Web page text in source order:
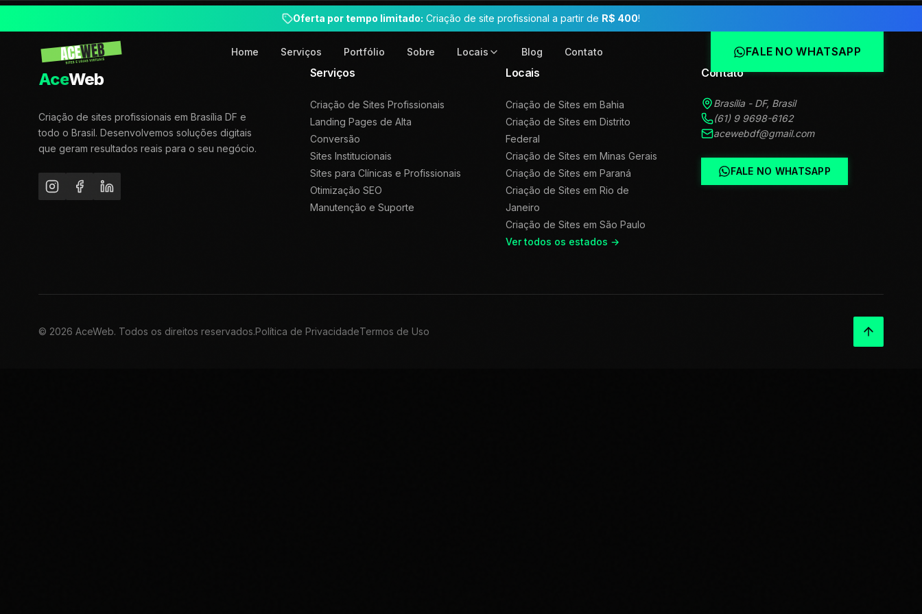
Oferta por tempo limitado: Criação de site profissional a partir de R$ 400!
Home Serviços Portfólio Sobre Locais Blog Contato FALE NO WHATSAPP
AceWeb
Criação de sites profissionais em Brasília DF e
todo o Brasil. Desenvolvemos soluções digitais
que geram resultados reais para o seu negócio.
Serviços
Criação de Sites Profissionais
Landing Pages de Alta
Conversão
Sites Institucionais
Sites para Clínicas e Profissionais
Otimização SEO
Manutenção e Suporte
Locais
Criação de Sites emBahia
Criação de Sites emDistrito
Federal
Criação de Sites emMinas Gerais
Criação de Sites emParaná
Criação de Sites emRio de
Janeiro
Criação de Sites emSão Paulo
Ver todos os estados →
Contato
Brasília - DF, Brasil
(61) 9 9698-6162
acewebdf@gmail.com
FALE NO WHATSAPP
© 2026 AceWeb. Todos os direitos reservados.Política de PrivacidadeTermos de Uso